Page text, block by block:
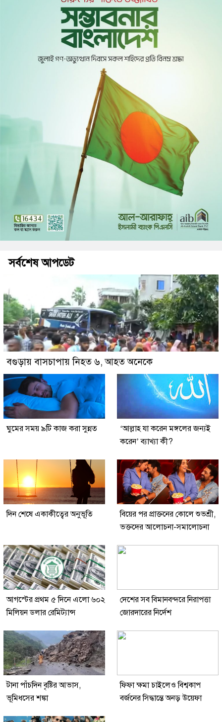
সর্বশেষ আপডেট
বগুড়ায় বাসচাপায় নিহত ৬, আহত অনেকে
ঘুমের সময় ৯টি কাজ করা সুন্নত
‘আল্লাহ যা করেন মঙ্গলের জন্যই
করেন’ ব্যাখ্যা কী?
দিন শেষে একাকীত্বের অনুভূতি
বিয়ের পর প্রাক্তনের কোলে শুভশ্রী,
ভক্তদের আলোচনা-সমালোচনা
আগস্টের প্রথম ৫ দিনে এলো ৬০২
মিলিয়ন ডলার রেমিট্যান্স
দেশের সব বিমানবন্দরে নিরাপত্তা
জোরদারের নির্দেশ
টানা পাঁচদিন বৃষ্টির আভাস,
ভূমিধসের শঙ্কা
ফিফা ক্ষমা চাইলেও বিশ্বকাপ
বর্জনের সিদ্ধান্তে অনড় উয়েফা